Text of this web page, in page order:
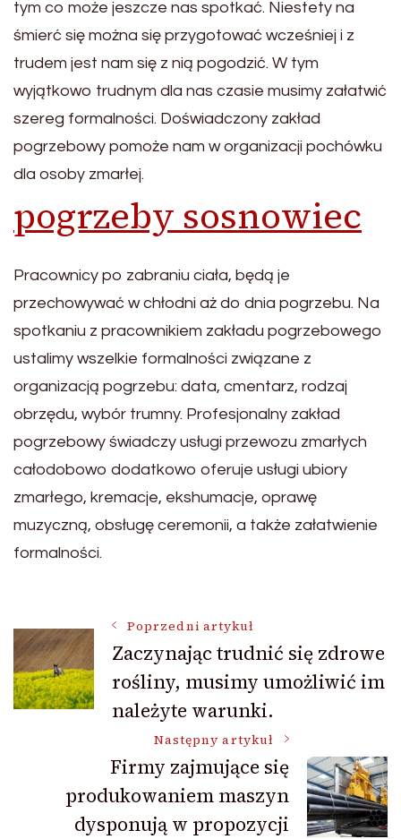
tym co może jeszcze nas spotkać. Niestety na
śmierć się można się przygotować wcześniej i z
trudem jest nam się z nią pogodzić. W tym
wyjątkowo trudnym dla nas czasie musimy załatwić
szereg formalności. Doświadczony zakład
pogrzebowy pomoże nam w organizacji pochówku
dla osoby zmarłej.
pogrzeby sosnowiec
Pracownicy po zabraniu ciała, będą je
przechowywać w chłodni aż do dnia pogrzebu. Na
spotkaniu z pracownikiem zakładu pogrzebowego
ustalimy wszelkie formalności związane z
organizacją pogrzebu: data, cmentarz, rodzaj
obrzędu, wybór trumny. Profesjonalny zakład
pogrzebowy świadczy usługi przewozu zmarłych
całodobowo dodatkowo oferuje usługi ubiory
zmarłego, kremacje, ekshumacje, oprawę
muzyczną, obsługę ceremonii, a także załatwienie
formalności.
Nawigacja
wpisu
Poprzedni artykuł
Zaczynając trudnić się zdrowe
rośliny, musimy umożliwić im
należyte warunki.
Następny artykuł
Firmy zajmujące się
produkowaniem maszyn
dysponują w propozycji